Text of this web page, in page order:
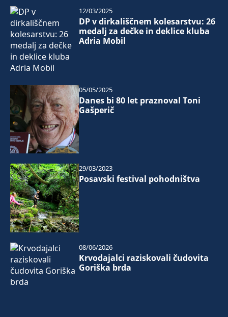
DP v dirkališčnem kolesarstvu: 26
medalj za dečke in deklice kluba
Adria Mobil
12/03/2025
Danes bi 80 let praznoval Toni
Gašperič
05/05/2025
Posavski festival pohodništva
29/03/2023
Krvodajalci raziskovali čudovita
Goriška brda
08/06/2026